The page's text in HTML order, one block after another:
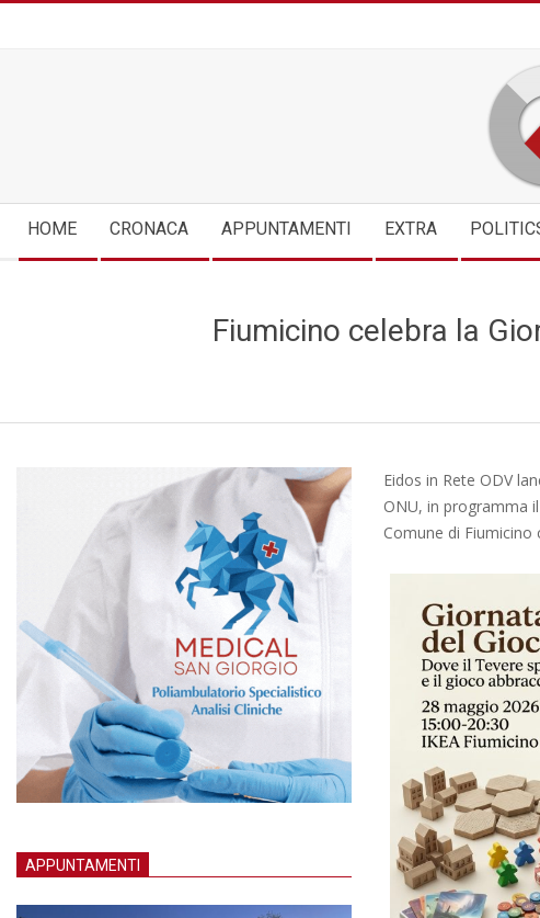
Navigation
Menu
HOME CRONACA APPUNTAMENTI EXTRA
Fiumicino celebra la
Eidos in Rete ODV
ONU, in programma il
Comune di Fiumicino
APPUNTAMENTI